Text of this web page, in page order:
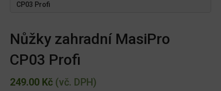
CP03 Profi
Nůžky zahradní MasiPro
CP03 Profi
249.00 Kč (vč. DPH)